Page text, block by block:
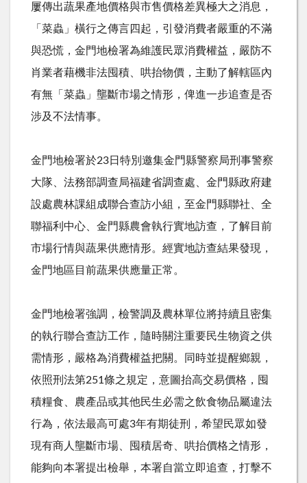
屢傳出蔬果產地價格與市售價格差異極大之消息，
「菜蟲」橫行之傳言四起，引發消費者嚴重的不滿
與恐慌，金門地檢署為維護民眾消費權益，嚴防不
肖業者藉機非法囤積、哄抬物價，主動了解轄區內
有無「菜蟲」壟斷市場之情形，俾進一步追查是否
涉及不法情事。
金門地檢署於23日特別邀集金門縣警察局刑事警察
大隊、法務部調查局福建省調查處、金門縣政府建
設處農林課組成聯合查訪小組，至金門縣聯社、全
聯福利中心、金門縣農會執行實地訪查，了解目前
市場行情與蔬果供應情形。經實地訪查結果發現，
金門地區目前蔬果供應量正常。
金門地檢署強調，檢警調及農林單位將持續且密集
的執行聯合查訪工作，隨時關注重要民生物資之供
需情形，嚴格為消費權益把關。同時並提醒鄉親，
依照刑法第251條之規定，意圖抬高交易價格，囤
積糧食、農產品或其他民生必需之飲食物品屬違法
行為，依法最高可處3年有期徒刑，希望民眾如發
現有商人壟斷市場、囤積居奇、哄抬價格之情形，
能夠向本署提出檢舉，本署自當立即追查，打擊不